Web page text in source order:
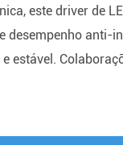
este driver de
desempenho anti-
estável.